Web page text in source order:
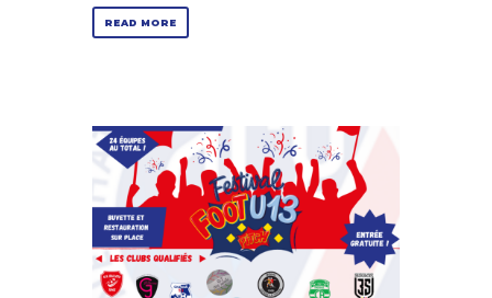
READ MORE